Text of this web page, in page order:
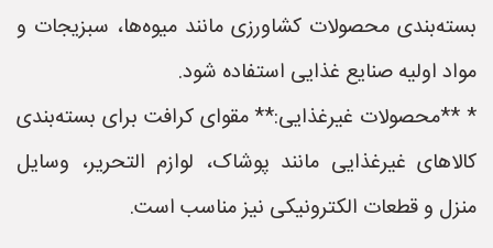
بسته‌بندی محصولات کشاورزی مانند میوه‌ها، سبزیجات و
مواد اولیه صنایع غذایی استفاده شود.
* **محصولات غیرغذایی:** مقوای کرافت برای بسته‌بندی
کالاهای غیرغذایی مانند پوشاک، لوازم التحریر، وسایل
منزل و قطعات الکترونیکی نیز مناسب است.